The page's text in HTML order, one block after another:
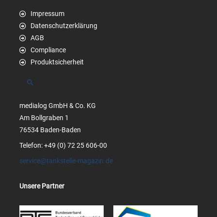
Impressum
Datenschutzerklärung
AGB
Compliance
Produktsicherheit
Suchen
medialog GmbH & Co. KG
Am Bollgraben 1
76534 Baden-Baden
Telefon: +49 (0) 72 25 606-00
service@tankstelle-magazin.de
Unsere Partner